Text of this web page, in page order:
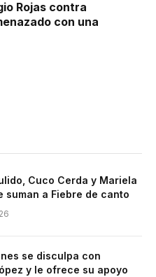
Rojas contra
con una
Cuco Cerda y Mariela
suman a Fiebre de canto
se disculpa con
y le ofrece su apoyo